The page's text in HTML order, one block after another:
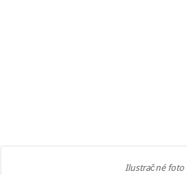
Ilustračné foto